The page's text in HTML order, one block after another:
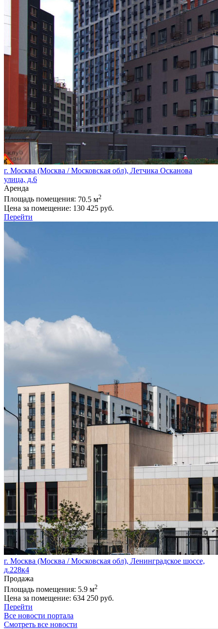
г. Москва (Москва / Московская обл), Летчика Осканова
улица, д.6
Аренда
Площадь помещения: 70.5 м2
Цена за помещение: 130 425 руб.
Перейти
г. Москва (Москва / Московская обл), Ленинградское шоссе,
д.228к4
Продажа
Площадь помещения: 5.9 м2
Цена за помещение: 634 250 руб.
Перейти
Все новости портала
Смотреть все новости